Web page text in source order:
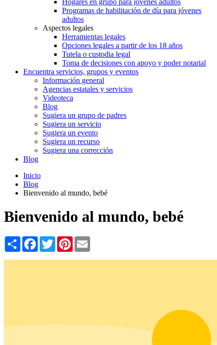
Programas de habilitación de día para jóvenes
adultos
Aspectos legales
Herramientas legales
Opciones legales a partir de los 18 años
Tutela o custodia legal
Toma de decisiones con apoyo y poder notarial
Encuentra servicios, grupos y eventos
Información general
Agencias estatales y servicios
Videoteca
Blog
Sugiera un grupo de padres
Sugiera un servicio
Sugiera un evento
Sugiera un recurso
Sugiera una corrección
Blog
Inicio
Blog
Bienvenido al mundo, bebé
Bienvenido al mundo, bebé
Share Facebook
TwitterPinterest